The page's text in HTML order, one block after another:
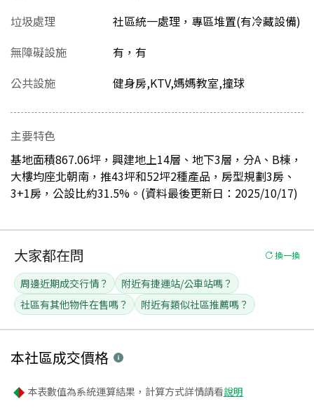
垃圾處理
社區統一處理，專區堆置(有冷藏設備)
無障礙設施
有，有
公共設施
健身房,KTV,媽媽教室,撞球
主要特色
基地面積867.06坪，興建地上14層、地下3層，分A、B棟，
大樓均座北朝南，推43坪和52坪2種產品，房型規劃3房、
3+1房，公設比約31.5%。(資料最後更新日：2025/10/17)
大家都在問 換一換
周邊近期成交行情？
附近有捷運站/公車站嗎？
社區有其他物件在售嗎？
附近有類似社區推薦嗎？
本社區成交價格
本表數值為系統運算結果，計算方式詳情請看說明